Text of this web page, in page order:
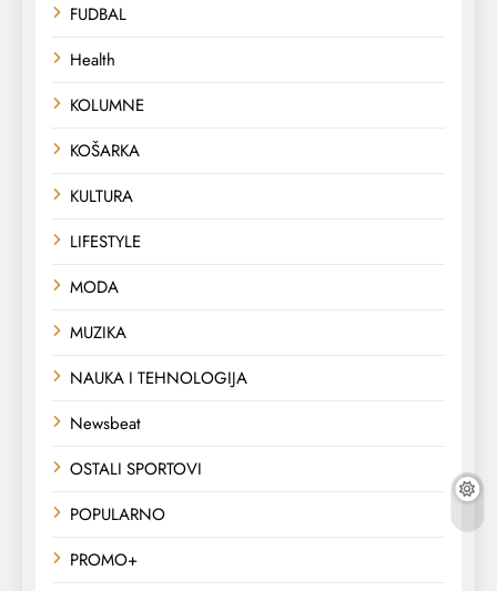
FUDBAL
Health
KOLUMNE
KOŠARKA
KULTURA
LIFESTYLE
MODA
MUZIKA
NAUKA I TEHNOLOGIJA
Newsbeat
OSTALI SPORTOVI
POPULARNO
PROMO+